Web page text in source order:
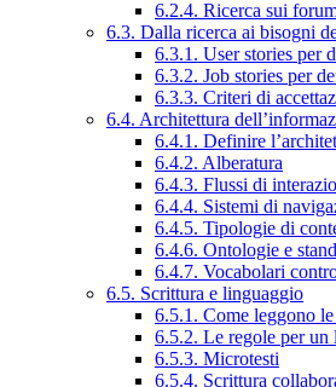
6.2.4. Ricerca sui
6.3. Dalla ricerca ai bisogni
6.3.1. User stories per
6.3.2. Job stories per
6.3.3. Criteri di
6.4. Architettura
6.4.1. Definire
6.4.2. Alberatura
6.4.3. Flussi di
6.4.4. Sistemi di
6.4.5. Tipologie di
6.4.6. Ontologie e
6.4.7. Vocabolari
6.5. Scrittura e linguaggio
6.5.1. Come leggono
6.5.2. Le regole per un
6.5.3. Microtesti
6.5.4. Scrittura